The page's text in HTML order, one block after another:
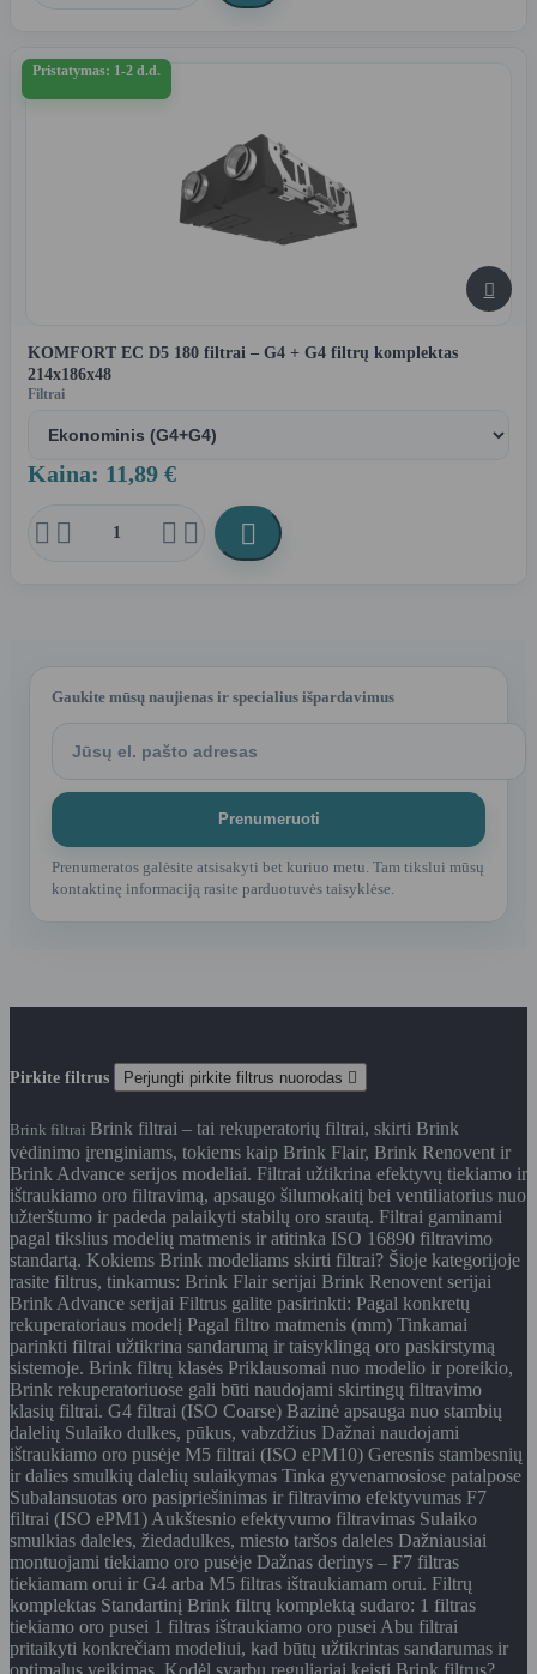
Pristatymas: 1-2 d.d.

KOMFORT EC D5 180 filtrai – G4 + G4 filtrų komplektas
214x186x48
Filtrai
Kaina: 11,89 €
    
Gaukite mūsų naujienas ir specialius išpardavimus
Prenumeratos galėsite atsisakyti bet kuriuo metu. Tam tikslui mūsų
kontaktinę informaciją rasite parduotuvės taisyklėse.
Pirkite filtrus Perjungti pirkite filtrus nuorodas 
Brink filtrai Brink filtrai – tai rekuperatorių filtrai, skirti Brink
vėdinimo įrenginiams, tokiems kaip Brink Flair, Brink Renovent ir
Brink Advance serijos modeliai. Filtrai užtikrina efektyvų tiekiamo ir
ištraukiamo oro filtravimą, apsaugo šilumokaitį bei ventiliatorius nuo
užterštumo ir padeda palaikyti stabilų oro srautą. Filtrai gaminami
pagal tikslius modelių matmenis ir atitinka ISO 16890 filtravimo
standartą. Kokiems Brink modeliams skirti filtrai? Šioje kategorijoje
rasite filtrus, tinkamus: Brink Flair serijai Brink Renovent serijai
Brink Advance serijai Filtrus galite pasirinkti: Pagal konkretų
rekuperatoriaus modelį Pagal filtro matmenis (mm) Tinkamai
parinkti filtrai užtikrina sandarumą ir taisyklingą oro paskirstymą
sistemoje. Brink filtrų klasės Priklausomai nuo modelio ir poreikio,
Brink rekuperatoriuose gali būti naudojami skirtingų filtravimo
klasių filtrai. G4 filtrai (ISO Coarse) Bazinė apsauga nuo stambių
dalelių Sulaiko dulkes, pūkus, vabzdžius Dažnai naudojami
ištraukiamo oro pusėje M5 filtrai (ISO ePM10) Geresnis stambesnių
ir dalies smulkių dalelių sulaikymas Tinka gyvenamosiose patalpose
Subalansuotas oro pasipriešinimas ir filtravimo efektyvumas F7
filtrai (ISO ePM1) Aukštesnio efektyvumo filtravimas Sulaiko
smulkias daleles, žiedadulkes, miesto taršos daleles Dažniausiai
montuojami tiekiamo oro pusėje Dažnas derinys – F7 filtras
tiekiamam orui ir G4 arba M5 filtras ištraukiamam orui. Filtrų
komplektas Standartinį Brink filtrų komplektą sudaro: 1 filtras
tiekiamo oro pusei 1 filtras ištraukiamo oro pusei Abu filtrai
pritaikyti konkrečiam modeliui, kad būtų užtikrintas sandarumas ir
optimalus veikimas. Kodėl svarbu reguliariai keisti Brink filtrus?